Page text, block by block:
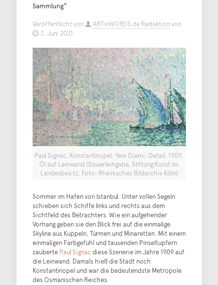
Sammlung“
Veröffentlicht von ARTinWORDS.de Redaktionvon
2. Juni 2021
Paul Signac, Konstantinopel: Yeni Djami, Detail, 1909,
Öl auf Leinwand (Dauerleihgabe, Stiftung Kunst im
Landesbesitz, Foto: Rheinisches Bildarchiv Köln)
Sommer im Hafen von Istanbul. Unter vollen Segeln
schieben sich Schiffe links und rechts aus dem
Sichtfeld des Betrachters. Wie ein aufgehender
Vorhang geben sie den Blick frei auf die einmalige
Skyline aus Kuppeln, Türmen und Minaretten. Mit einem
einmaligen Farbgefühl und tausenden Pinseltupfern
zauberte Paul Signac diese Szenerie im Jahre 1909 auf
die Leinwand. Damals hieß die Stadt noch
Konstantinopel und war die bedeutendste Metropole
des Osmanischen Reiches.